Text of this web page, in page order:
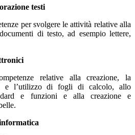
testi
per svolgere le attività relative alla
di testo, ad esempio lettere,
relative alla creazione, la
e l’utilizzo di fogli di calcolo, allo
e funzioni e alla creazione e